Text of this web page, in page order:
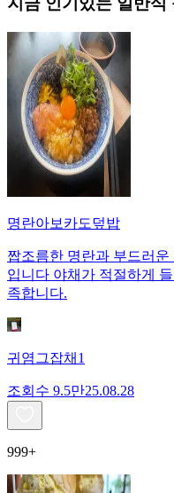
명란아보카도덮밥
짭조름한 명란과 부드러
입니다 야채가 적절하게
족합니다.
귀염그잡채1
조회수 9.5만25.08.28
999+